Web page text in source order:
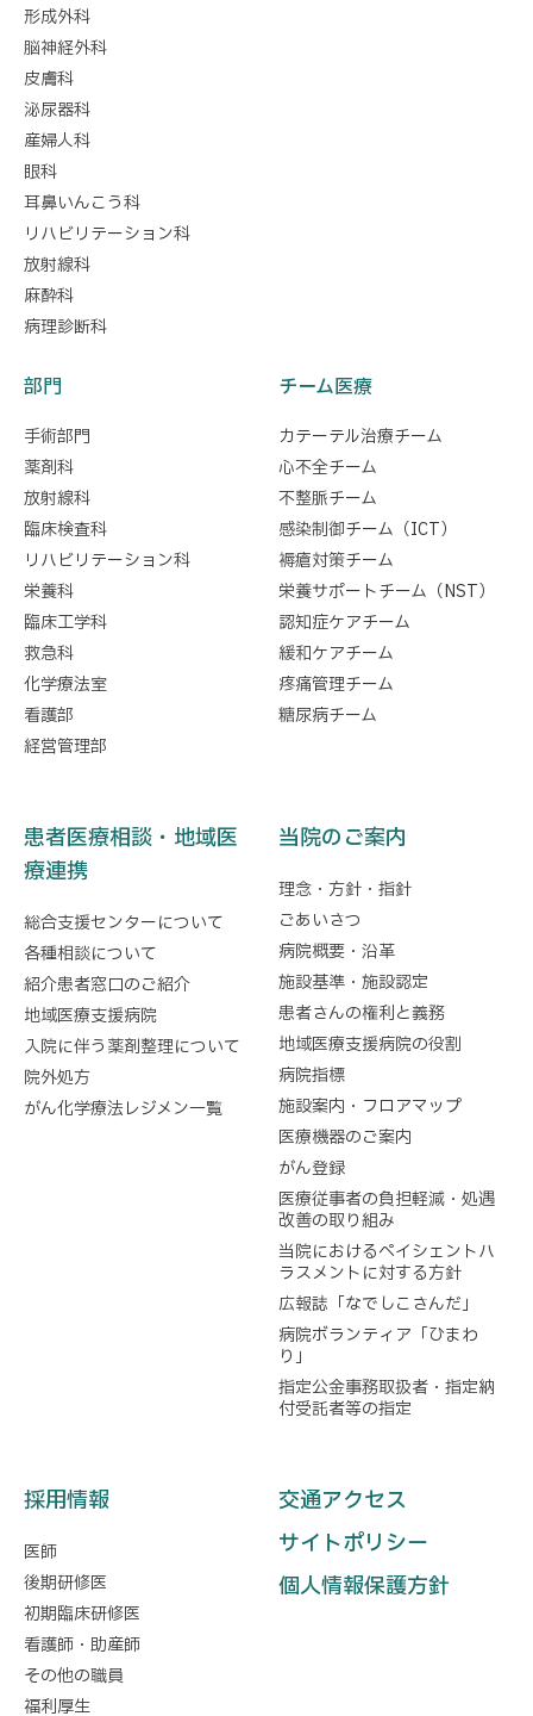
形成外科
脳神経外科
皮膚科
泌尿器科
産婦人科
眼科
耳鼻いんこう科
リハビリテーション科
放射線科
麻酔科
病理診断科
部門
手術部門
薬剤科
放射線科
臨床検査科
リハビリテーション科
栄養科
臨床工学科
救急科
化学療法室
看護部
経営管理部
チーム医療
カテーテル治療チーム
心不全チーム
不整脈チーム
感染制御チーム（ICT）
褥瘡対策チーム
栄養サポートチーム（NST）
認知症ケアチーム
緩和ケアチーム
疼痛管理チーム
糖尿病チーム
患者医療相談・地域医
療連携
総合支援センターについて
各種相談について
紹介患者窓口のご紹介
地域医療支援病院
入院に伴う薬剤整理について
院外処方
がん化学療法レジメン一覧
当院のご案内
理念・方針・指針
ごあいさつ
病院概要・沿革
施設基準・施設認定
患者さんの権利と義務
地域医療支援病院の役割
病院指標
施設案内・フロアマップ
医療機器のご案内
がん登録
医療従事者の負担軽減・処遇
改善の取り組み
当院におけるペイシェントハ
ラスメントに対する方針
広報誌「なでしこさんだ」
病院ボランティア「ひまわ
り」
指定公金事務取扱者・指定納
付受託者等の指定
採用情報
医師
後期研修医
初期臨床研修医
看護師・助産師
その他の職員
福利厚生
交通アクセス
サイトポリシー
個人情報保護方針